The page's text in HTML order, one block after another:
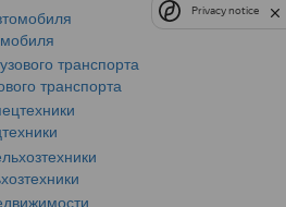
транспорта
Privacy notice